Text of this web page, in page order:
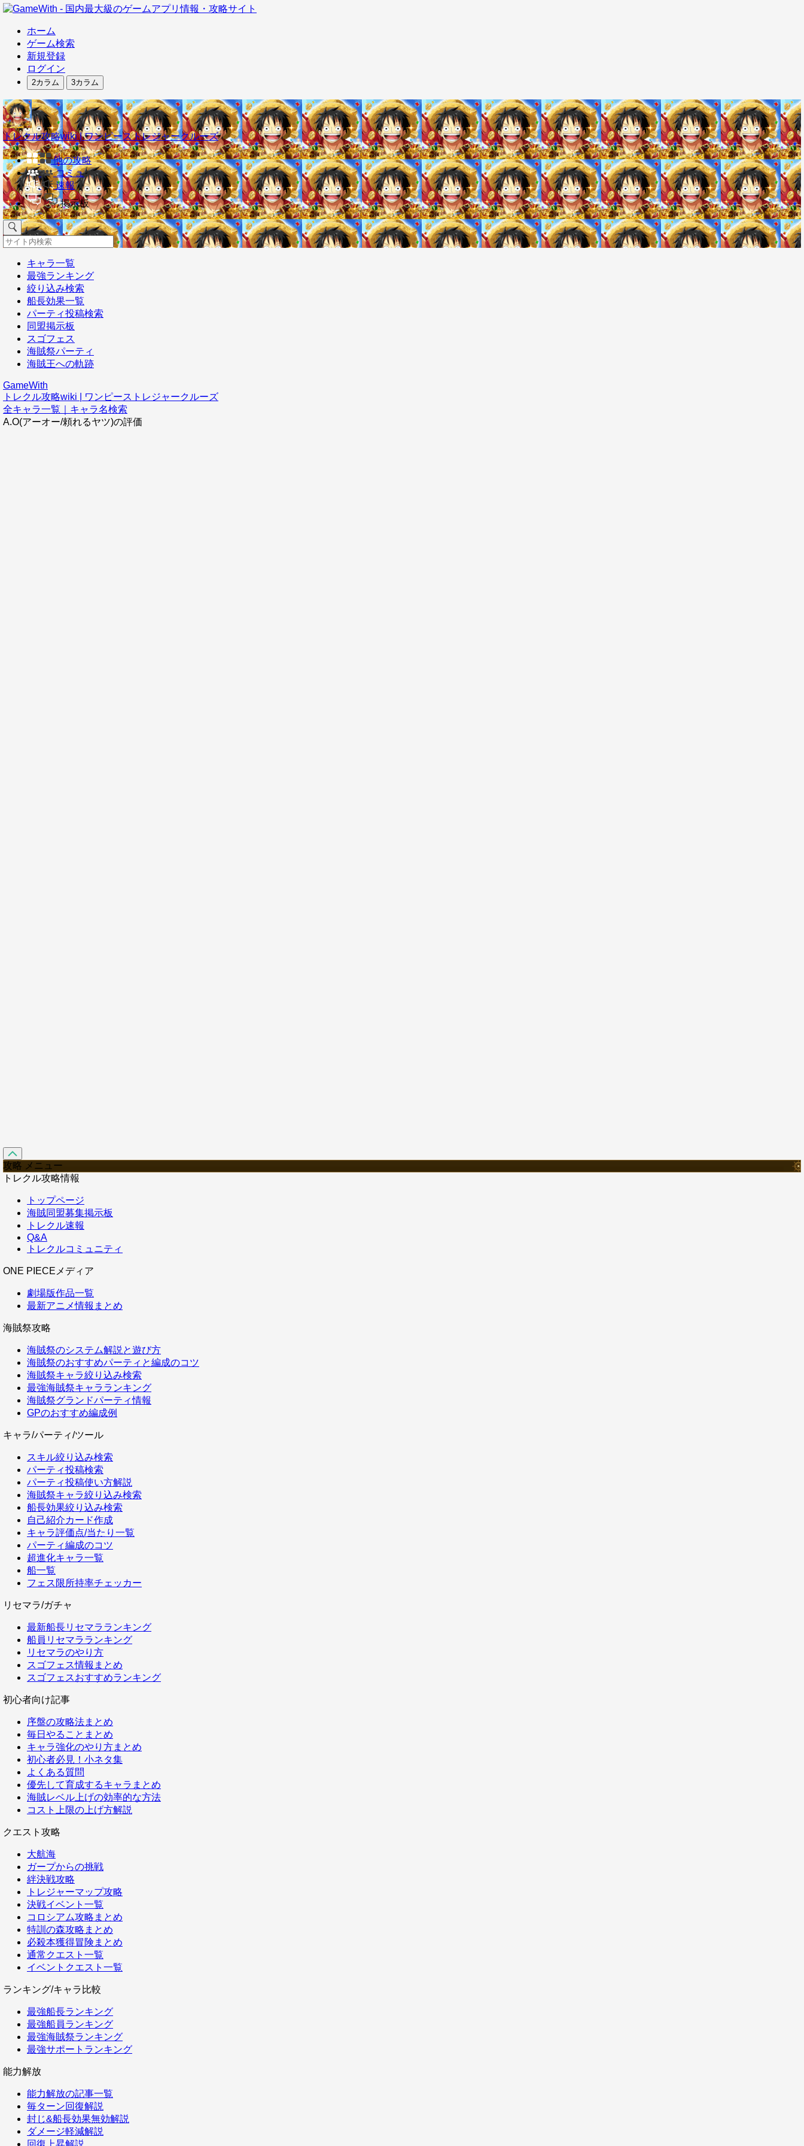
ホーム
ゲーム検索
新規登録
ログイン
2カラム 3カラム
トレクル攻略wiki | ワンピーストレジャークルーズ
他の攻略
コミュ
速報
掲示板
キャラ一覧
最強ランキング
絞り込み検索
船長効果一覧
パーティ投稿検索
同盟掲示板
スゴフェス
海賊祭パーティ
海賊王への軌跡
GameWith
トレクル攻略wiki | ワンピーストレジャークルーズ
全キャラ一覧｜キャラ名検索
A.O(アーオー/頼れるヤツ)の評価
攻略 メニュー
トレクル攻略情報
トップページ
海賊同盟募集掲示板
トレクル速報
Q&A
トレクルコミュニティ
ONE PIECEメディア
劇場版作品一覧
最新アニメ情報まとめ
海賊祭攻略
海賊祭のシステム解説と遊び方
海賊祭のおすすめパーティと編成のコツ
海賊祭キャラ絞り込み検索
最強海賊祭キャラランキング
海賊祭グランドパーティ情報
GPのおすすめ編成例
キャラ/パーティ/ツール
スキル絞り込み検索
パーティ投稿検索
パーティ投稿使い方解説
海賊祭キャラ絞り込み検索
船長効果絞り込み検索
自己紹介カード作成
キャラ評価点/当たり一覧
パーティ編成のコツ
超進化キャラ一覧
船一覧
フェス限所持率チェッカー
リセマラ/ガチャ
最新船長リセマラランキング
船員リセマラランキング
リセマラのやり方
スゴフェス情報まとめ
スゴフェスおすすめランキング
初心者向け記事
序盤の攻略法まとめ
毎日やることまとめ
キャラ強化のやり方まとめ
初心者必見！小ネタ集
よくある質問
優先して育成するキャラまとめ
海賊レベル上げの効率的な方法
コスト上限の上げ方解説
クエスト攻略
大航海
ガープからの挑戦
絆決戦攻略
トレジャーマップ攻略
決戦イベント一覧
コロシアム攻略まとめ
特訓の森攻略まとめ
必殺本獲得冒険まとめ
通常クエスト一覧
イベントクエスト一覧
ランキング/キャラ比較
最強船長ランキング
最強船員ランキング
最強海賊祭ランキング
最強サポートランキング
能力解放
能力解放の記事一覧
毎ターン回復解説
封じ&船長効果無効解説
ダメージ軽減解説
回復上昇解説